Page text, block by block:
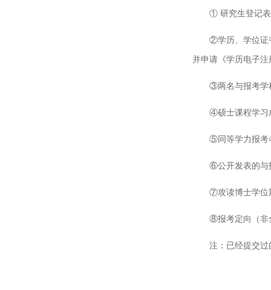
① 研究生登记
②学历、学位证
并申请《学历电子
③两名与报考学
④硕士课程学习
⑤同等学力报考
⑥公开发表的与
⑦攻读博士学位
⑧报考定向（非
注：已经提交